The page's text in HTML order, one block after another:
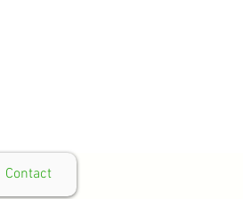
Contact